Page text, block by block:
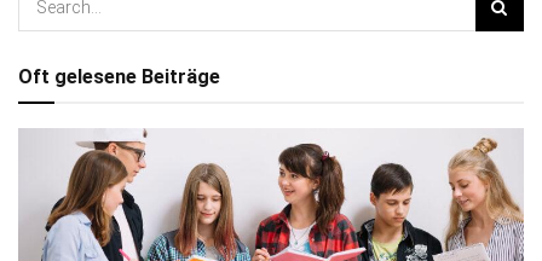
Oft gelesene Beiträge